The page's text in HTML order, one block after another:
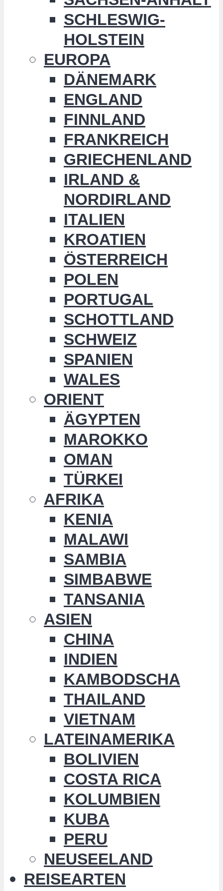
SCHLESWIG-
HOLSTEIN
EUROPA
DÄNEMARK
ENGLAND
FINNLAND
FRANKREICH
GRIECHENLAND
IRLAND &
NORDIRLAND
ITALIEN
KROATIEN
ÖSTERREICH
POLEN
PORTUGAL
SCHOTTLAND
SCHWEIZ
SPANIEN
WALES
ORIENT
ÄGYPTEN
MAROKKO
OMAN
TÜRKEI
AFRIKA
KENIA
MALAWI
SAMBIA
SIMBABWE
TANSANIA
ASIEN
CHINA
INDIEN
KAMBODSCHA
THAILAND
VIETNAM
LATEINAMERIKA
BOLIVIEN
COSTA RICA
KOLUMBIEN
KUBA
PERU
NEUSEELAND
REISEARTEN